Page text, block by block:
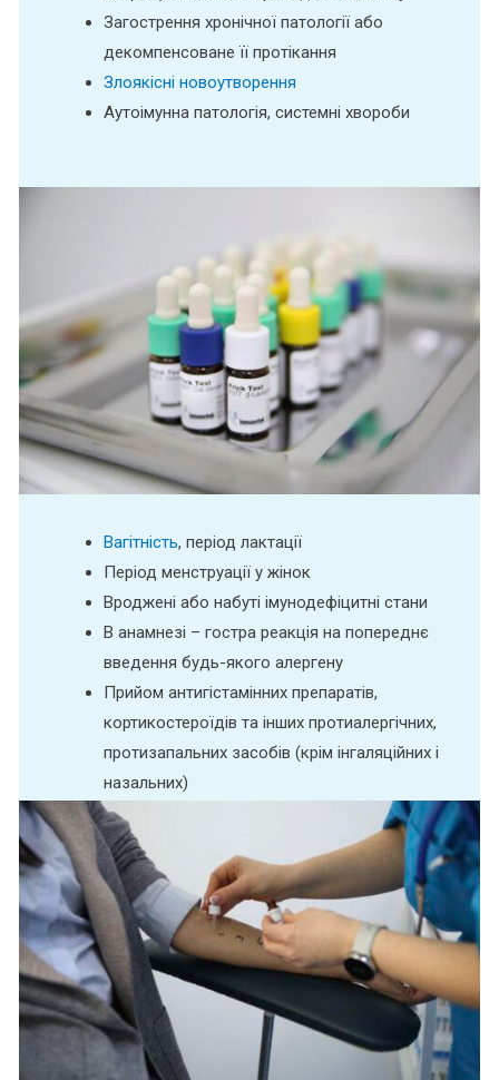
Загострення хронічної патології або
декомпенсоване її протікання
Злоякісні новоутворення
Аутоімунна патологія, системні хвороби
Вагітність, період лактації
Період менструації у жінок
Вроджені або набуті імунодефіцитні стани
В анамнезі – гостра реакція на попереднє
введення будь-якого алергену
Прийом антигістамінних препаратів,
кортикостероїдів та інших протиалергічних,
протизапальних засобів (крім інгаляційних і
назальних)